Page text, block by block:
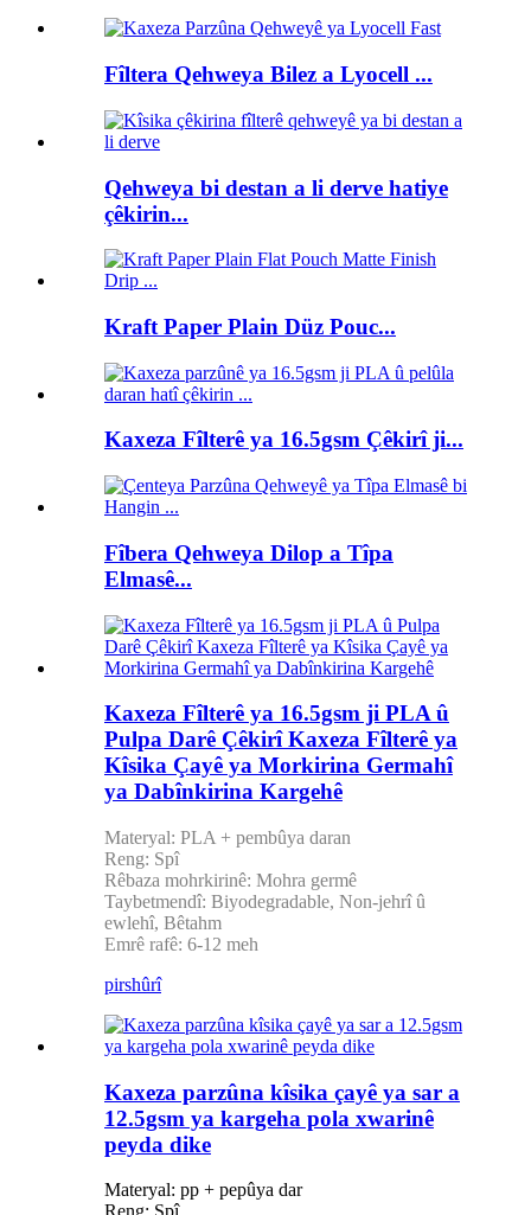
Fîltera Qehweya Bilez a Lyocell ...
Qehweya bi destan a li derve hatiye
çêkirin...
Kraft Paper Plain Düz Pouc...
Kaxeza Fîlterê ya 16.5gsm Çêkirî ji...
Fîbera Qehweya Dilop a Tîpa
Elmasê...
Kaxeza Fîlterê ya 16.5gsm ji PLA û
Pulpa Darê Çêkirî Kaxeza Fîlterê ya
Kîsika Çayê ya Morkirina Germahî
ya Dabînkirina Kargehê
Materyal: PLA + pembûya daran
Reng: Spî
Rêbaza mohrkirinê: Mohra germê
Taybetmendî: Biyodegradable, Non-jehrî û
ewlehî, Bêtahm
Emrê rafê: 6-12 meh
pirshûrî
Kaxeza parzûna kîsika çayê ya sar a
12.5gsm ya kargeha pola xwarinê
peyda dike
Materyal: pp + pepûya dar